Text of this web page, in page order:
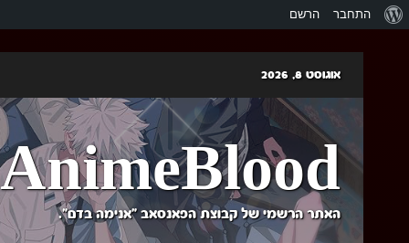
אודות
התחבר הרשם
content
אוגוסט 8, 2026
AnimeBlood
האתר הרשמי של קבוצת הפאנסאב "אנימה בדם".